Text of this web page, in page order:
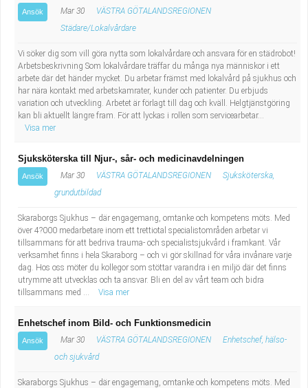
Ansök Mar 30
VÄSTRA GÖTALANDSREGIONEN
Städare/Lokalvårdare
Vi söker dig som vill göra nytta som lokalvårdare och ansvara för en städrobot!
Arbetsbeskrivning Som lokalvårdare träffar du många nya människor i ett
arbete där det händer mycket. Du arbetar främst med lokalvård på sjukhus och
har nära kontakt med arbetskamrater, kunder och patienter. Du erbjuds
variation och utveckling. Arbetet är förlagt till dag och kväll. Helgtjänstgöring
kan bli aktuellt längre fram. För att lyckas i rollen som servicearbetar...
Visa mer
Sjuksköterska till Njur-, sår- och medicinavdelningen
Ansök Mar 30 VÄSTRA GÖTALANDSREGIONEN
Sjuksköterska,
grundutbildad
Skaraborgs Sjukhus – där engagemang, omtanke och kompetens möts. Med
över 4?000 medarbetare inom ett trettiotal specialistområden arbetar vi
tillsammans för att bedriva trauma- och specialistsjukvård i framkant. Vår
verksamhet finns i hela Skaraborg – och vi gör skillnad för våra invånare varje
dag. Hos oss möter du kollegor som stöttar varandra i en miljö där det finns
utrymme att utvecklas och ta ansvar. Bli en del av vårt team och bidra
tillsammans med ...
Visa mer
Enhetschef inom Bild- och Funktionsmedicin
Ansök Mar 30 VÄSTRA GÖTALANDSREGIONEN
Enhetschef, hälso-
och sjukvård
Skaraborgs Sjukhus – där engagemang, omtanke och kompetens möts. Med